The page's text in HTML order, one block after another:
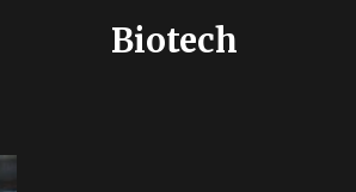
Biotech